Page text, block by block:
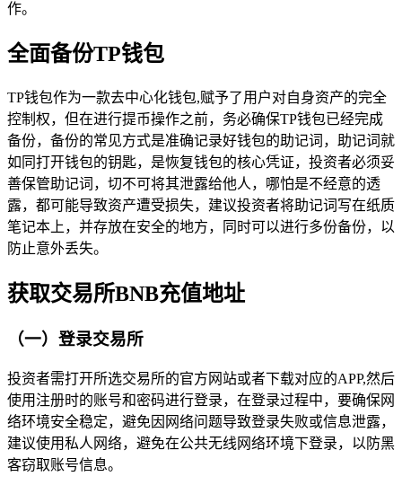
作。
全面备份TP钱包
TP钱包作为一款去中心化钱包,赋予了用户对自身资产的完全
控制权，但在进行提币操作之前，务必确保TP钱包已经完成
备份，备份的常见方式是准确记录好钱包的助记词，助记词就
如同打开钱包的钥匙，是恢复钱包的核心凭证，投资者必须妥
善保管助记词，切不可将其泄露给他人，哪怕是不经意的透
露，都可能导致资产遭受损失，建议投资者将助记词写在纸质
笔记本上，并存放在安全的地方，同时可以进行多份备份，以
防止意外丢失。
获取交易所BNB充值地址
（一）登录交易所
投资者需打开所选交易所的官方网站或者下载对应的APP,然后
使用注册时的账号和密码进行登录，在登录过程中，要确保网
络环境安全稳定，避免因网络问题导致登录失败或信息泄露，
建议使用私人网络，避免在公共无线网络环境下登录，以防黑
客窃取账号信息。